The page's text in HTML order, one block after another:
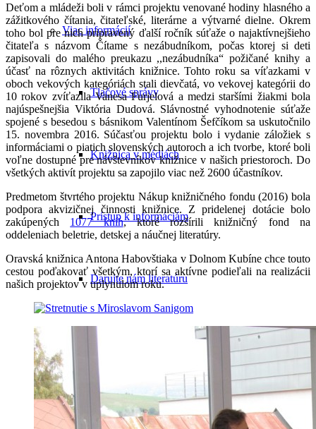
Viac informácií
Tlačové správy
Knižnica v médiách
Prístup k informáciám
Darujte nám literatúru
Literárny klub Fontána
Deťom a mládeži boli v rámci projektu venované hodiny hlasného a
zážitkového čítania, čitateľské, literárne a výtvarné dielne. Okrem
toho bol pre nich pripravený ďalší ročník súťaže o najaktívnejšieho
čitateľa s názvom Čítame s nezábudníkom, počas ktorej si deti
zapisovali do malého preukazu ,,nezábudníka“ požičané knihy a
účasť na rôznych aktivitách knižnice. Tohto roku sa víťazkami v
oboch vekových kategóriách stali dievčatá, vo vekovej kategórii do
10 rokov zvíťazila Vanesa Furjelová a medzi staršími žiakmi bola
najúspešnejšia Viktória Dudová. Slávnostné vyhodnotenie súťaže
spojené s besedou s básnikom Valentínom Šefčíkom sa uskutočnilo
15. novembra 2016. Súčasťou projektu bolo i vydanie záložiek s
informáciami o piatich slovenských autoroch a ich tvorbe, ktoré boli
voľne dostupné pre návštevníkov knižnice v našich priestoroch. Do
všetkých aktivít projektu sa zapojilo viac než 2600 účastníkov.
Predmetom štvrtého projektu Nákup knižničného fondu (2016) bola
podpora akvizičnej činnosti knižnice. Z pridelenej dotácie bolo
zakúpených 1077 kníh, ktoré rozšírili knižničný fond na
oddeleniach beletrie, detskej a náučnej literatúry.
Oravská knižnica Antona Habovštiaka v Dolnom Kubíne chce touto
cestou poďakovať všetkým, ktorí sa aktívne podieľali na realizácii
našich projektov v uplynulom roku.